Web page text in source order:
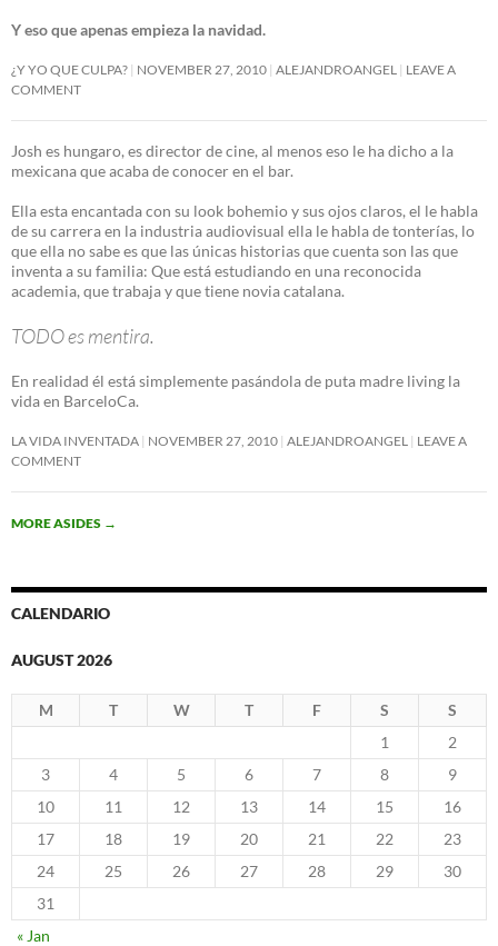
Y eso que apenas empieza la navidad.
¿Y YO QUE CULPA? NOVEMBER 27, 2010 ALEJANDROANGEL
LEAVE A
COMMENT
Josh es hungaro, es director de cine, al menos eso le ha dicho a la
mexicana que acaba de conocer en el bar.
Ella esta encantada con su look bohemio y sus ojos claros, el le habla
de su carrera en la industria audiovisual ella le habla de tonterías, lo
que ella no sabe es que las únicas historias que cuenta son las que
inventa a su familia: Que está estudiando en una reconocida
academia, que trabaja y que tiene novia catalana.
TODO es mentira.
En realidad él está simplemente pasándola de puta madre living la
vida en BarceloCa.
LA VIDA INVENTADA NOVEMBER 27, 2010 ALEJANDROANGEL
LEAVE A
COMMENT
MORE ASIDES →
CALENDARIO
AUGUST 2026
M T W T F S
S
1
2
3
4 5 6 7 8
9
10
11 12 13 14 15
16
17
18 19 20 21 22
23
24
25 26 27 28 29
30
31
« Jan